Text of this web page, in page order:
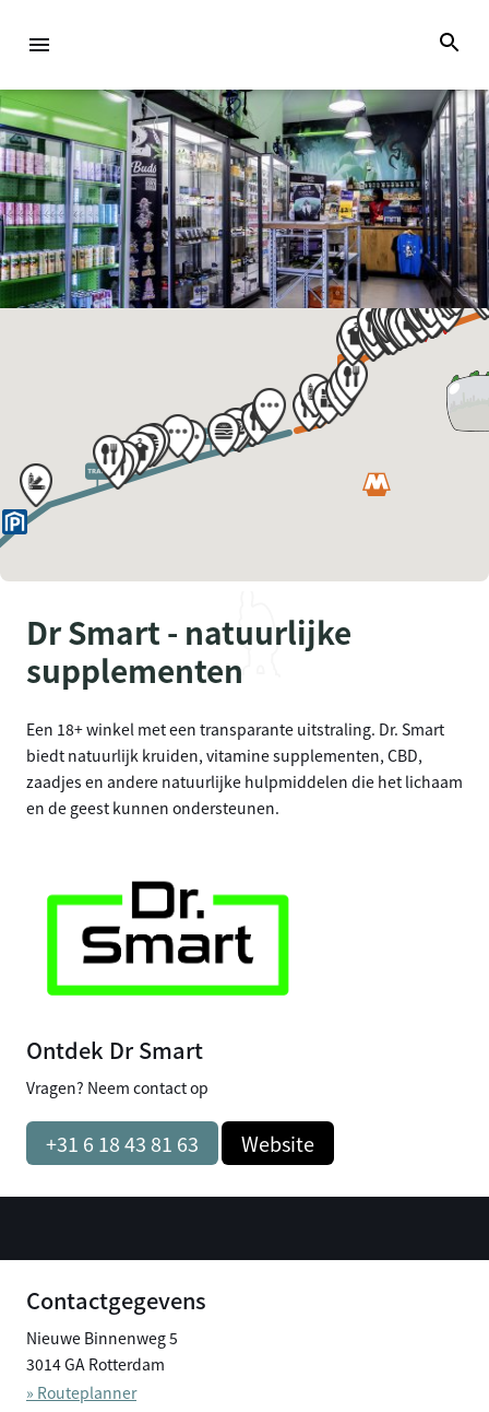
Dr Smart - natuurlijke
supplementen
Een 18+ winkel met een transparante uitstraling. Dr. Smart
biedt natuurlijk kruiden, vitamine supplementen, CBD,
zaadjes en andere natuurlijke hulpmiddelen die het lichaam
en de geest kunnen ondersteunen.
Ontdek Dr Smart
Vragen? Neem contact op
+31 6 18 43 81 63 Website
Contactgegevens
Nieuwe Binnenweg 5
3014 GA Rotterdam
» Routeplanner